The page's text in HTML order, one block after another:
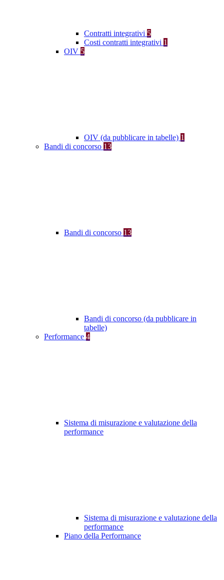
Contratti integrativi 5
Costi contratti integrativi 1
OIV 5
OIV (da pubblicare in tabelle) 1
Bandi di concorso 13
Bandi di concorso 13
Bandi di concorso (da pubblicare in
tabelle)
Performance 4
Sistema di misurazione e valutazione della
performance
Sistema di misurazione e valutazione della
performance
Piano della Performance